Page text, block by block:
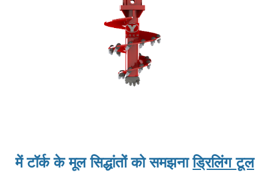
में टॉर्क के मूल सिद्धांतों को समझनाड्रिलिंग टूल